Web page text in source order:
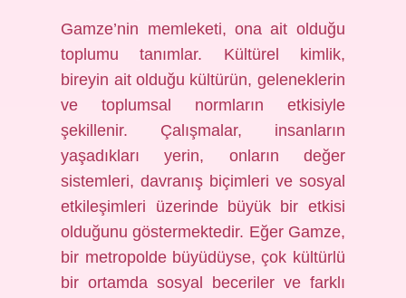
Gamze’nin memleketi, ona ait olduğu
toplumu tanımlar. Kültürel kimlik,
bireyin ait olduğu kültürün, geleneklerin
ve toplumsal normların etkisiyle
şekillenir. Çalışmalar, insanların
yaşadıkları yerin, onların değer
sistemleri, davranış biçimleri ve sosyal
etkileşimleri üzerinde büyük bir etkisi
olduğunu göstermektedir. Eğer Gamze,
bir metropolde büyüdüyse, çok kültürlü
bir ortamda sosyal beceriler ve farklı